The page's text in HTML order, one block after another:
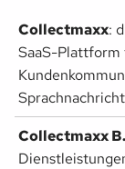
Collectmaxx:
SaaS-
Collectmaxx